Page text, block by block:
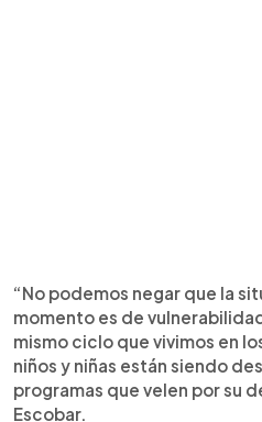
“No podemos negar que la
momento es de
mismo ciclo que vivimos en
niños y niñas están siendo
programas que velen por su
Escobar.